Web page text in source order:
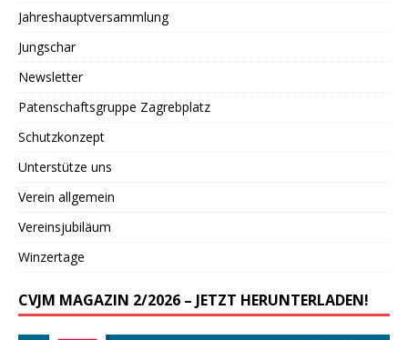
Jahreshauptversammlung
Jungschar
Newsletter
Patenschaftsgruppe Zagrebplatz
Schutzkonzept
Unterstütze uns
Verein allgemein
Vereinsjubiläum
Winzertage
CVJM MAGAZIN 2/2026 – JETZT HERUNTERLADEN!